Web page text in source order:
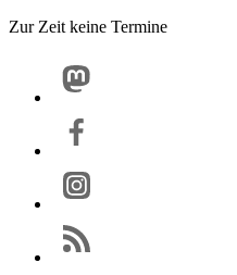
Zur Zeit keine Termine